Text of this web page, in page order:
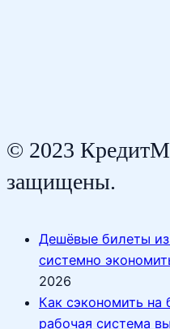
© 2023
защищены.
Дешёвые билеты
системно
2026
Как сэкономить на
рабочая система